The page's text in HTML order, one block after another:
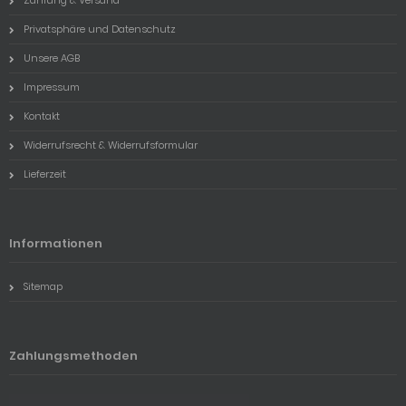
Privatsphäre und Datenschutz
Unsere AGB
Impressum
Kontakt
Widerrufsrecht & Widerrufsformular
Lieferzeit
Informationen
Sitemap
Zahlungsmethoden